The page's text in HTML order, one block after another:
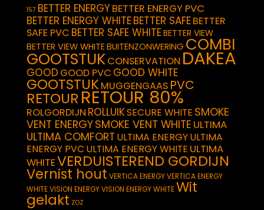
157 BETTER ENERGYBETTER ENERGY PVC
BETTER ENERGY WHITEBETTER SAFEBETTER
SAFE PVC BETTER SAFE WHITEBETTER VIEW
BETTER VIEW WHITEBUITENZONWERING COMBI
GOOTSTUKCONSERVATION DAKEA
GOOD GOOD PVC GOOD WHITE
GOOTSTUKMUGGENGAAS PVC
RETOUR RETOUR 80%
ROLGORDIJN ROLLUIKSECURE WHITE SMOKE
VENT ENERGYSMOKE VENT WHITE ULTIMA
ULTIMA COMFORT ULTIMA ENERGYULTIMA
ENERGY PVC ULTIMA ENERGY WHITE ULTIMA
WHITEVERDUISTEREND GORDIJN
Vernist hout VERTICA ENERGYVERTICA ENERGY
WHITEVISION ENERGYVISION ENERGY WHITEWit
gelakt ZOZ